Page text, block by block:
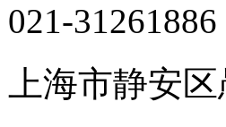
021-31261886
上海市静安区